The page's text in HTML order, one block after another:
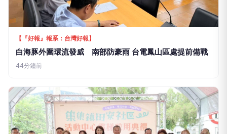
包括邀請以菲律賓舞者為主組成的BB舞團帶來精彩
演出，展現東南亞文化特色；另由「愛剪髮義剪團」
提供義剪服務、「高雄市按摩工會」提供肩頸按摩體
驗，小港醫院亦於現場提供健康檢測等相關服務，進
行衛教與保健諮詢，提醒船員健康注意事項，讓外籍
船員在返港期間獲得身心照顧。
此外，現場備有餐點及飲品，並安排摸彩活動炒熱氣
氛，每當中獎號碼公布，全場船員屏息期待、熱情歡